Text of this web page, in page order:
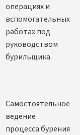
операциях и
вспомогательных
работах под
руководством
бурильщика.
Самостоятельное
ведение
процесса бурения